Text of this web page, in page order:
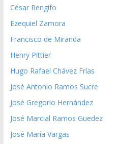
César Rengifo
Ezequiel Zamora
Francisco de Miranda
Henry Pittier
Hugo Rafael Chávez Frías
José Antonio Ramos Sucre
José Gregorio Hernández
José Marcial Ramos Guedez
José María Vargas